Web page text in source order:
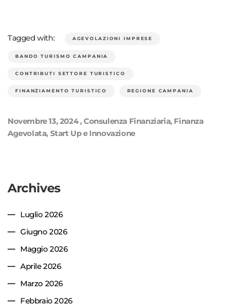
Tagged with: AGEVOLAZIONI IMPRESE
BANDO TURISMO CAMPANIA
CONTRIBUTI SETTORE TURISTICO
FINANZIAMENTO TURISTICO REGIONE CAMPANIA
Novembre 13, 2024,Consulenza Finanziaria, Finanza
Agevolata, Start Up e Innovazione
Archives
Luglio 2026
Giugno 2026
Maggio 2026
Aprile 2026
Marzo 2026
Febbraio 2026